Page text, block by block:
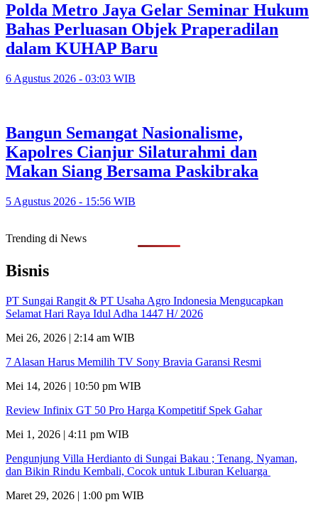
Polda Metro Jaya Gelar Seminar Hukum
Bahas Perluasan Objek Praperadilan
dalam KUHAP Baru
6 Agustus 2026 - 03:03 WIB
Bangun Semangat Nasionalisme,
Kapolres Cianjur Silaturahmi dan
Makan Siang Bersama Paskibraka
5 Agustus 2026 - 15:56 WIB
Trending di News
Bisnis
PT Sungai Rangit & PT Usaha Agro Indonesia Mengucapkan
Selamat Hari Raya Idul Adha 1447 H/ 2026
Mei 26, 2026 | 2:14 am WIB
7 Alasan Harus Memilih TV Sony Bravia Garansi Resmi
Mei 14, 2026 | 10:50 pm WIB
Review Infinix GT 50 Pro Harga Kompetitif Spek Gahar
Mei 1, 2026 | 4:11 pm WIB
Pengunjung Villa Herdianto di Sungai Bakau ; Tenang, Nyaman,
dan Bikin Rindu Kembali, Cocok untuk Liburan Keluarga
Maret 29, 2026 | 1:00 pm WIB